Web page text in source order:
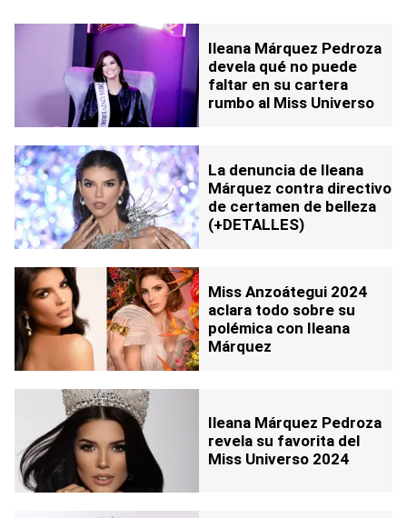
Ileana Márquez Pedroza
devela qué no puede
faltar en su cartera
rumbo al Miss Universo
La denuncia de Ileana
Márquez contra directivo
de certamen de belleza
(+DETALLES)
Miss Anzoátegui 2024
aclara todo sobre su
polémica con Ileana
Márquez
Ileana Márquez Pedroza
revela su favorita del
Miss Universo 2024